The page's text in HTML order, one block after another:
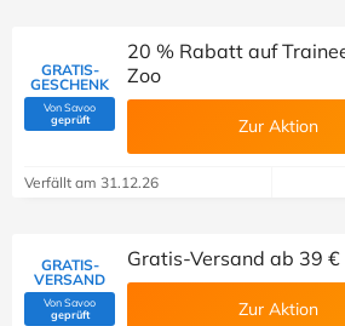
GRATIS-
GESCHENK
Von Savoo
geprüft(Von Savoo geprüft)
20 % Rabatt auf
Zoo
Zur Aktion
Verfällt am 31.12.26
GRATIS-
VERSAND
Von Savoo
geprüft(Von Savoo geprüft)
Gratis-Versand ab 39 €
Zur Aktion